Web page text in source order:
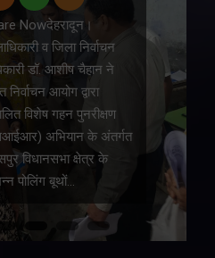
Nowदेहरादून।
व जिला निर्वाचन
डॉ. आशीष चैहान ने
निर्वाचन आयोग द्वारा
विशेष गहन पुनरीक्षण
अभियान के अंतर्गत
विधानसभा क्षेत्र के
पोलिंग बूथों…